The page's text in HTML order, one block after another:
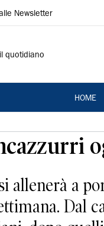
Newsletter
quotidiano
HOME
allenerà a
Dal